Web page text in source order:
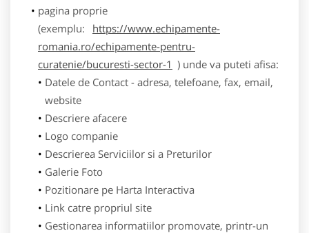
pagina proprie
(exemplu:
https://www.echipamente-
romania.ro/echipamente-pentru-
curatenie/bucuresti-sector-1 ) unde va puteti afisa:
Datele de Contact - adresa, telefoane, fax, email,
website
Descriere afacere
Logo companie
Descrierea Serviciilor si a Preturilor
Galerie Foto
Pozitionare pe Harta Interactiva
Link catre propriul site
Gestionarea informatiilor promovate, printr-un